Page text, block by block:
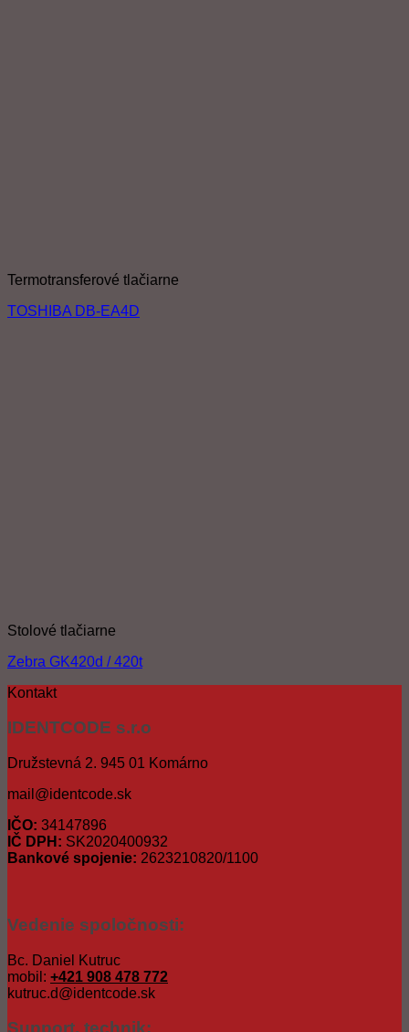
Termotransferové tlačiarne
TOSHIBA DB-EA4D
Stolové tlačiarne
Zebra GK420d / 420t
Kontakt
IDENTCODE s.r.o
Družstevná 2. 945 01 Komárno
mail@identcode.sk
IČO: 34147896
IČ DPH: SK2020400932
Bankové spojenie: 2623210820/1100
Vedenie spoločnosti:
Bc. Daniel Kutruc
mobil: +421 908 478 772
kutruc.d@identcode.sk